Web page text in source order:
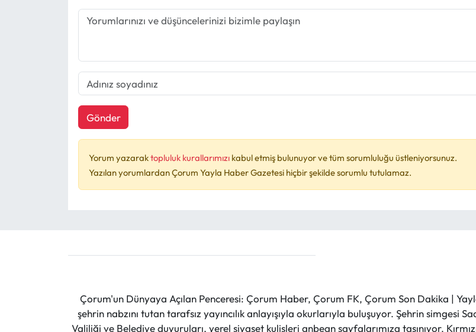
Gönder
Yorum yazaraktopluluk kurallarımızı kabul etmiş bulunuyor ve tüm sorumluluğu üstleniyorsunuz.
Yazılan yorumlardan Çorum Yayla Haber Gazetesi hiçbir şekilde sorumlu tutulamaz.
Çorum'un Dünyaya Açılan Penceresi: Çorum Haber, Çorum FK, Çorum Son Dakika |
şehrin nabzını tutan tarafsız yayıncılık anlayışıyla okurlarıyla buluşuyor. Şehrin simgesi
Valiliği ve Belediye duyuruları, yerel siyaset kulisleri anbean sayfalarımıza taşınıyor.